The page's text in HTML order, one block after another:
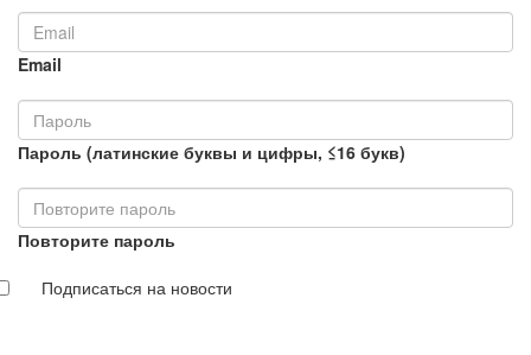
Email
Пароль (латинские буквы и цифры, ≤16 букв)
Повторите пароль
Подписаться на новости